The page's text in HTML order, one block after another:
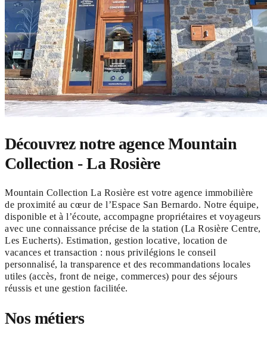
Découvrez notre agence Mountain
Collection - La Rosière
Mountain Collection La Rosière est votre agence immobilière
de proximité au cœur de l’Espace San Bernardo. Notre équipe,
disponible et à l’écoute, accompagne propriétaires et voyageurs
avec une connaissance précise de la station (La Rosière Centre,
Les Eucherts). Estimation, gestion locative, location de
vacances et transaction : nous privilégions le conseil
personnalisé, la transparence et des recommandations locales
utiles (accès, front de neige, commerces) pour des séjours
réussis et une gestion facilitée.
Nos métiers